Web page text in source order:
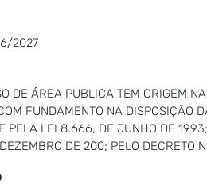
2027
DE ÁREA PUBLICA TEM ORIGEM
FUNDAMENTO NA DISPOSIÇÃO
PELA LEI 8.666, DE JUNHO DE
DE 200; PELO DECRETO